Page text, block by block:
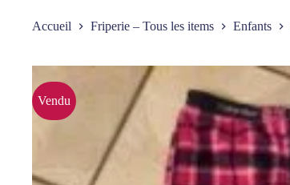
Accueil Friperie – Tous les items Enfants
Vendu